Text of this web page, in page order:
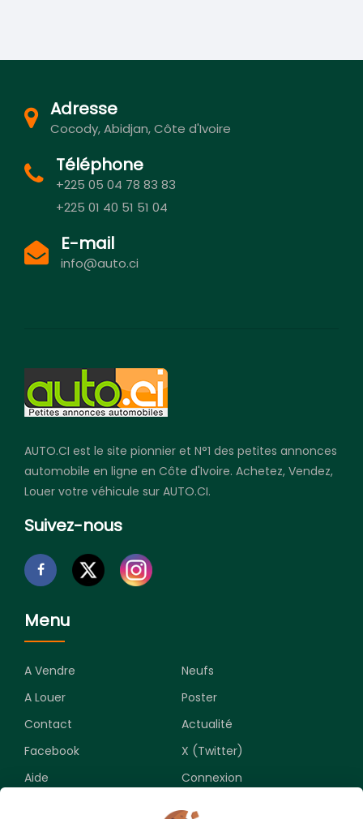
Adresse
Cocody, Abidjan, Côte d'Ivoire
Téléphone
+225 05 04 78 83 83
+225 01 40 51 51 04
E-mail
info@auto.ci
AUTO.CI est le site pionnier et N°1 des petites annonces
automobile en ligne en Côte d'Ivoire. Achetez, Vendez,
Louer votre véhicule sur AUTO.CI.
Suivez-nous
Menu
A Vendre
Neufs
A Louer
Poster
Contact
Actualité
Facebook
X (Twitter)
Aide
Connexion